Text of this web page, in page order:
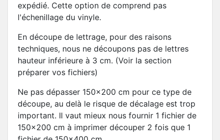
expédié. Cette option de comprend pas
l'échenillage du vinyle.
En découpe de lettrage, pour des raisons
techniques, nous ne découpons pas de lettres
hauteur inférieure à 3 cm. (Voir la section
préparer vos fichiers)
Ne pas dépasser 150x200 cm pour ce type de
découpe, au delà le risque de décalage est trop
important. Il vaut mieux nous fournir 1 fichier de
150x200 cm à imprimer découper 2 fois que 1